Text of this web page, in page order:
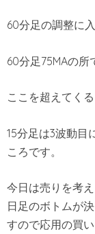
60分足の調整に
60分足75MAの所
ここを超えてく
15分足は3波動目
ころです。
今日は売りを考
日足のボトムが
すので応用の買